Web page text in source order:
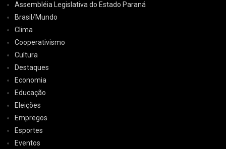
Assembléia Legislativa do Estado Paraná
Brasil/Mundo
Clima
Cooperativismo
Cultura
Destaques
Economia
Educação
Eleições
Empregos
Esportes
Eventos